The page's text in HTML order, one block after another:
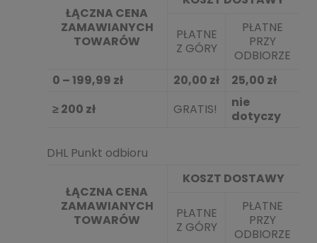
ŁĄCZNA CENA
ZAMAWIANYCH
TOWARÓW
PŁATNE
Z GÓRY
PŁATNE
PRZY
ODBIORZE
0 – 199,99 zł
20,00 zł
25,00 zł
≥ 200 zł
GRATIS!
nie
dotyczy
DHL Punkt odbioru
ŁĄCZNA CENA
ZAMAWIANYCH
TOWARÓW
KOSZT DOSTAWY
PŁATNE
Z GÓRY
PŁATNE
PRZY
ODBIORZE